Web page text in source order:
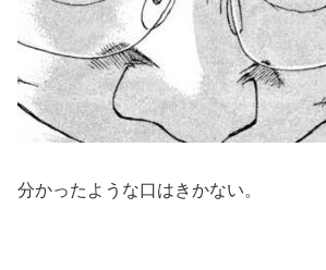
分かったような口はきかない。